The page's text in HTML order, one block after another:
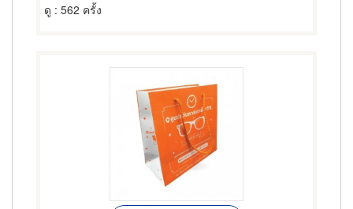
ดู : 562 ครั้ง